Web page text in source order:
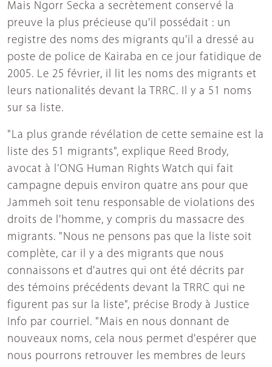
Mais Ngorr Secka a secrètement conservé la
preuve la plus précieuse qu'il possédait : un
registre des noms des migrants qu'il a dressé au
poste de police de Kairaba en ce jour fatidique de
2005. Le 25 février, il lit les noms des migrants et
leurs nationalités devant la TRRC. Il y a 51 noms
sur sa liste.
"La plus grande révélation de cette semaine est la
liste des 51 migrants", explique Reed Brody,
avocat à l’ONG Human Rights Watch qui fait
campagne depuis environ quatre ans pour que
Jammeh soit tenu responsable de violations des
droits de l'homme, y compris du massacre des
migrants. "Nous ne pensons pas que la liste soit
complète, car il y a des migrants que nous
connaissons et d'autres qui ont été décrits par
des témoins précédents devant la TRRC qui ne
figurent pas sur la liste", précise Brody à Justice
Info par courriel. "Mais en nous donnant de
nouveaux noms, cela nous permet d'espérer que
nous pourrons retrouver les membres de leurs